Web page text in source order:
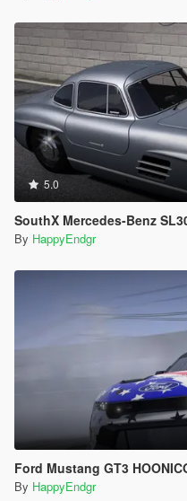
5.0
SouthX Mercedes-Benz
By HappyEndgr
Ford Mustang GT3
By HappyEndgr